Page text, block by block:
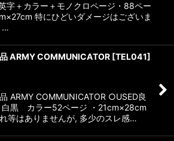
字＋カラー＋モノクロページ・88ペー
特にひどいダメージはございま
…
ARMY COMMUNICATOR [TEL041]
ARMY COMMUNICATOR ○USED良
白黒 カラー52ページ ・21cm×28cm
等はありませんが, 多少のスレ感…